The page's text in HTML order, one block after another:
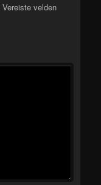
Vereiste velden